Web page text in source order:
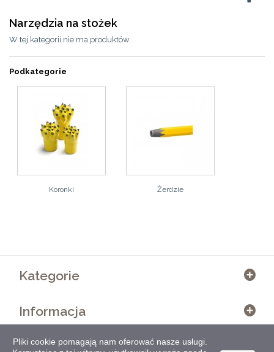
Narzędzia na stożek
W tej kategorii nie ma produktów.
Podkategorie
Koronki Żerdzie
Kategorie
Informacja
Informacja o sklepie
Pliki cookie pomagają nam oferować nasze usługi.